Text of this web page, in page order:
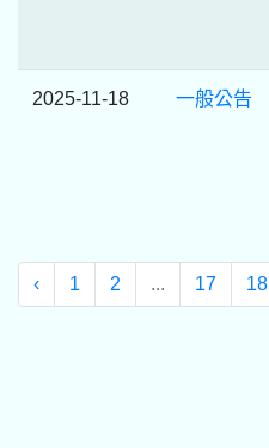
2025-11-18 一般公告
‹ 1 2 ... 17 18